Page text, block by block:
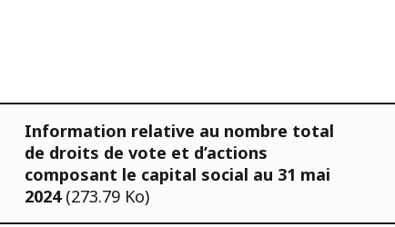
Information relative au nombre total
de droits de vote et d’actions
composant le capital social au 31 mai
2024 (273.79 Ko)